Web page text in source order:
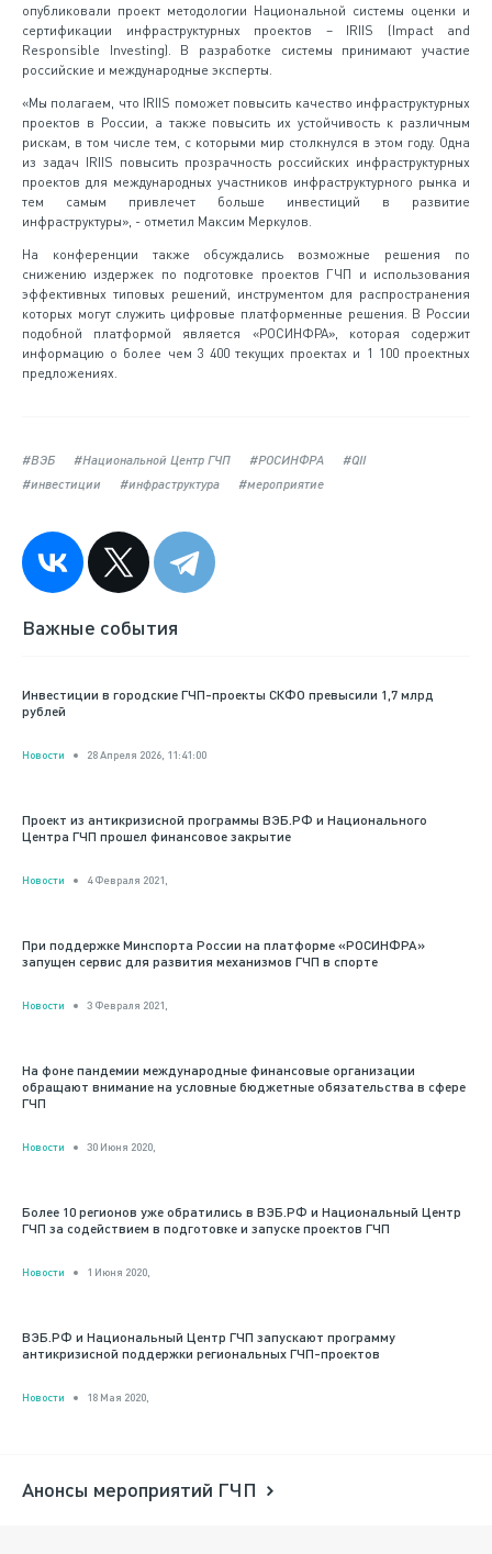
опубликовали проект методологии Национальной системы оценки и
сертификации инфраструктурных проектов – IRIIS (Impact and
Responsible Investing). В разработке системы принимают участие
российские и международные эксперты.
«Мы полагаем, что IRIIS поможет повысить качество инфраструктурных
проектов в России, а также повысить их устойчивость к различным
рискам, в том числе тем, с которыми мир столкнулся в этом году. Одна
из задач IRIIS повысить прозрачность российских инфраструктурных
проектов для международных участников инфраструктурного рынка и
тем самым привлечет больше инвестиций в развитие
инфраструктуры», - отметил Максим Меркулов.
На конференции также обсуждались возможные решения по
снижению издержек по подготовке проектов ГЧП и использования
эффективных типовых решений, инструментом для распространения
которых могут служить цифровые платформенные решения. В России
подобной платформой является «РОСИНФРА», которая содержит
информацию о более чем 3 400 текущих проектах и 1 100 проектных
предложениях.
#ВЭБ #Национальной Центр ГЧП #РОСИНФРА
#QII
#инвестиции
#инфраструктура #мероприятие
Важные события
Инвестиции в городские ГЧП-проекты СКФО превысили 1,7 млрд
рублей
Новости 28 Апреля 2026, 11:41:00
Проект из антикризисной программы ВЭБ.РФ и Национального
Центра ГЧП прошел финансовое закрытие
Новости 4 Февраля 2021,
При поддержке Минспорта России на платформе «РОСИНФРА»
запущен сервис для развития механизмов ГЧП в спорте
Новости 3 Февраля 2021,
На фоне пандемии международные финансовые организации
обращают внимание на условные бюджетные обязательства в сфере
ГЧП
Новости 30 Июня 2020,
Более 10 регионов уже обратились в ВЭБ.РФ и Национальный Центр
ГЧП за содействием в подготовке и запуске проектов ГЧП
Новости 1 Июня 2020,
ВЭБ.РФ и Национальный Центр ГЧП запускают программу
антикризисной поддержки региональных ГЧП-проектов
Новости 18 Мая 2020,
Анонсы мероприятий ГЧП